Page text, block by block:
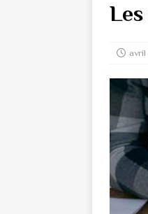
avril